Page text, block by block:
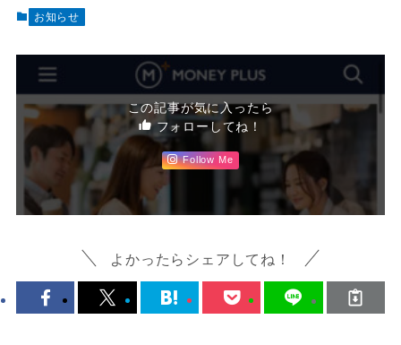
お知らせ
この記事が気に入ったら
フォローしてね！
Follow Me
よかったらシェアしてね！